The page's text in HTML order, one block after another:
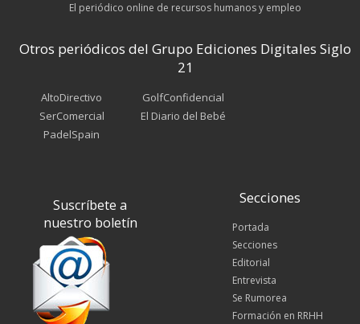
El periódico online de recursos humanos y empleo
Otros periódicos del Grupo Ediciones Digitales Siglo
21
AltoDirectivo
SerComercial
PadelSpain
GolfConfidencial
El Diario del Bebé
Suscríbete a
nuestro boletín
Secciones
Portada
Secciones
Editorial
Entrevista
Se Rumorea
Formación en RRHH